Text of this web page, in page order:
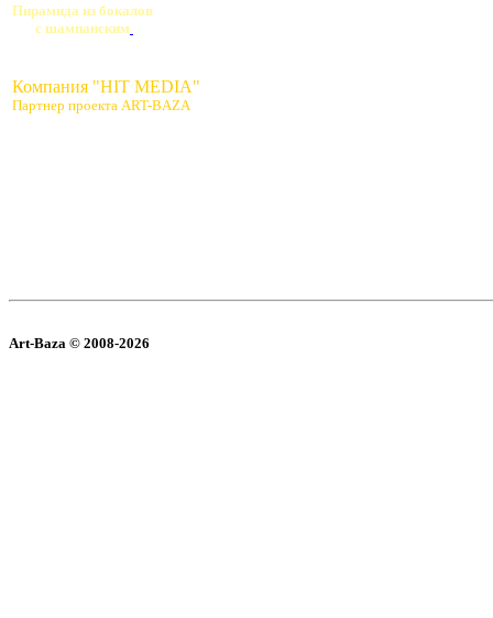
Пирамида из бокалов
с шампанским
Компания "HIT MEDIA"
Партнер проекта ART-BAZA
Art-Baza © 2008-2026